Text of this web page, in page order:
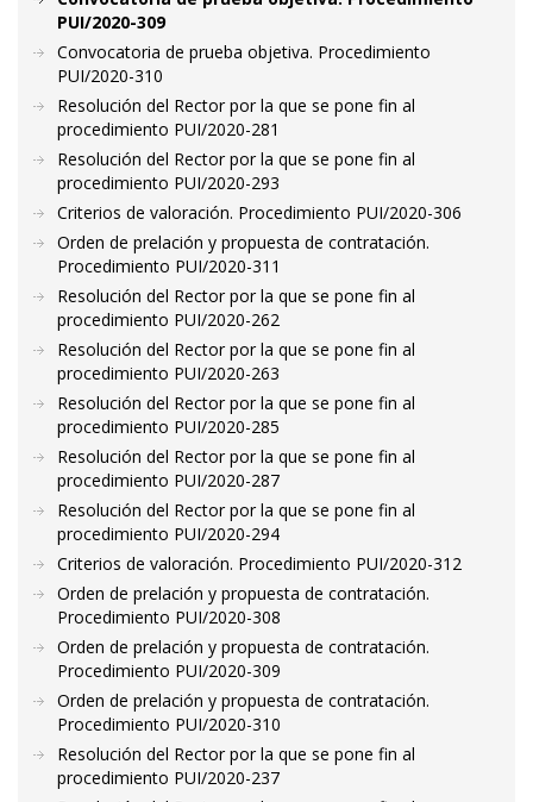
PUI/2020-309
Convocatoria de prueba objetiva. Procedimiento
PUI/2020-310
Resolución del Rector por la que se pone fin al
procedimiento PUI/2020-281
Resolución del Rector por la que se pone fin al
procedimiento PUI/2020-293
Criterios de valoración. Procedimiento PUI/2020-306
Orden de prelación y propuesta de contratación.
Procedimiento PUI/2020-311
Resolución del Rector por la que se pone fin al
procedimiento PUI/2020-262
Resolución del Rector por la que se pone fin al
procedimiento PUI/2020-263
Resolución del Rector por la que se pone fin al
procedimiento PUI/2020-285
Resolución del Rector por la que se pone fin al
procedimiento PUI/2020-287
Resolución del Rector por la que se pone fin al
procedimiento PUI/2020-294
Criterios de valoración. Procedimiento PUI/2020-312
Orden de prelación y propuesta de contratación.
Procedimiento PUI/2020-308
Orden de prelación y propuesta de contratación.
Procedimiento PUI/2020-309
Orden de prelación y propuesta de contratación.
Procedimiento PUI/2020-310
Resolución del Rector por la que se pone fin al
procedimiento PUI/2020-237